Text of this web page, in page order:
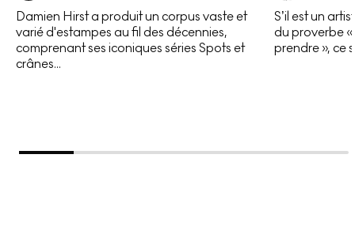
Damien Hirst a produit un corpus vaste et
varié d'estampes au fil des décennies,
comprenant ses iconiques séries Spots et
crânes...
S’il est un
du proverbe
prendre », ce